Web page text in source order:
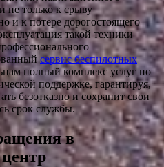
не только к срыву
и к потере дорогостоящего
такой техники
сервис беспилотных
полный комплекс услуг по
поддержке, гарантируя,
безотказно и сохранит свои
срок службы.
в